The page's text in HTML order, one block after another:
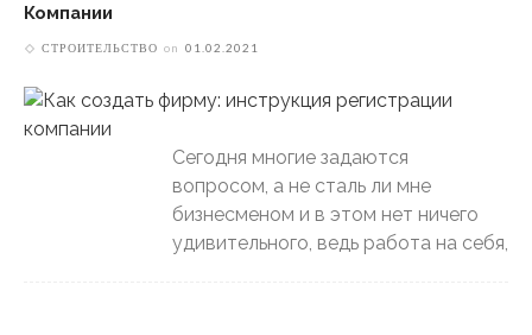
Компании
СТРОИТЕЛЬСТВО on 01.02.2021
Сегодня многие задаются
вопросом, а не сталь ли мне
бизнесменом и в этом нет ничего
удивительного, ведь работа на себя,